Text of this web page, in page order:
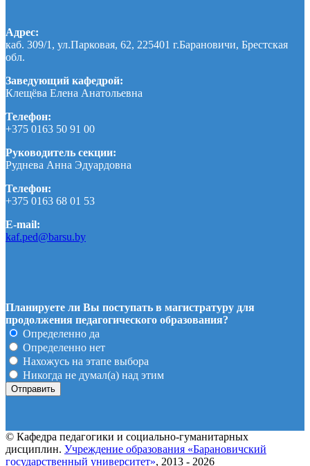
Адрес:
каб. 309/1, ул.Парковая, 62, 225401 г.Барановичи, Брестская
обл.
Заведующий кафедрой:
Клещёва Елена Анатольевна
Телефон:
+375 0163 50 91 00
Руководитель секции:
Руднева Анна Эдуардовна
Телефон:
+375 0163 68 01 53
E-mail:
kaf.ped@barsu.by
Планируете ли Вы поступать в магистратуру для
продолжения педагогического образования?
Определенно да
Определенно нет
Нахожусь на этапе выбора
Никогда не думал(а) над этим
© Кафедра педагогики и социально-гуманитарных
дисциплин. Учреждение образования «Барановичский
государственный университет», 2013 - 2026